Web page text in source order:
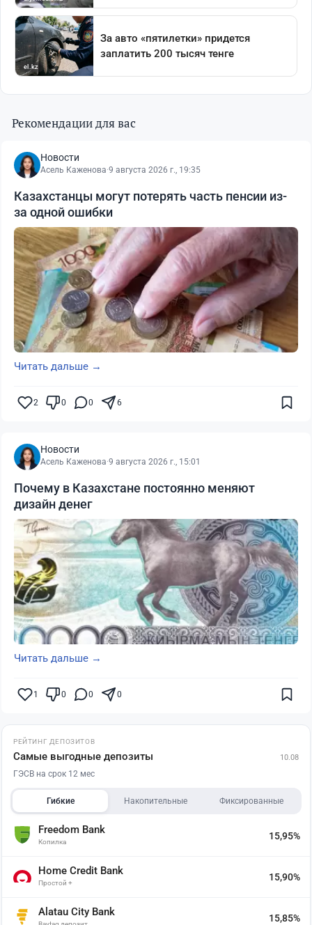
Рекомендации для вас
Новости
Асель Каженова·9 августа 2026 г., 19:35
Казахстанцы могут потерять часть пенсии из-
за одной ошибки
Читать дальше →
2 0 0 6
Новости
Асель Каженова·9 августа 2026 г., 15:01
Почему в Казахстане постоянно меняют
дизайн денег
Читать дальше →
1 0 0 0
РЕЙТИНГ ДЕПОЗИТОВ
Самые выгодные депозиты 10.08
ГЭСВ на срок 12 мес
Гибкие Накопительные Фиксированные
Freedom Bank
Копилка
15,95%
Home Credit Bank
Простой +
15,90%
Alatau City Bank 15,85%